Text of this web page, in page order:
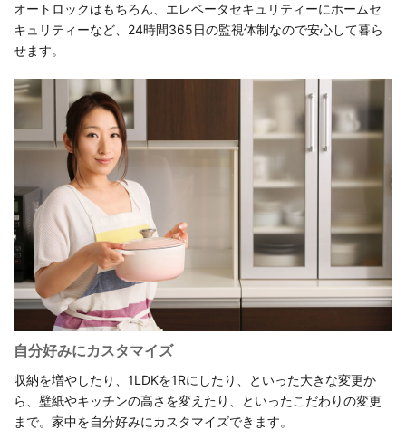
オートロックはもちろん、エレベータセキュリティーにホームセ
キュリティーなど、24時間365日の監視体制なので安心して暮ら
せます。
自分好みにカスタマイズ
収納を増やしたり、1LDKを1Rにしたり、といった大きな変更か
ら、壁紙やキッチンの高さを変えたり、といったこだわりの変更
まで。家中を自分好みにカスタマイズできます。